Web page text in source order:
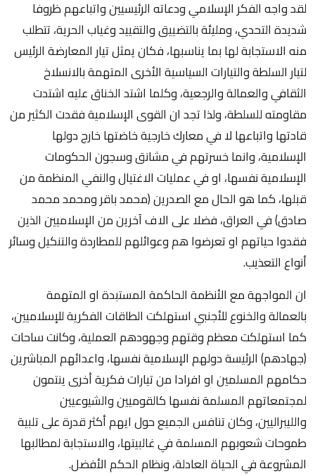
لقد واجه الفكر الإسلامي ودعاته الرئيسيين واتباعهم ظروفا
شديدة التحدي، ومليئة بالتضييق والتقييد وغياب الحرية، تتطلب
منه الاستجابة لها بما يناسبها، فكان يمثل تيار المعارضة الرئيس
لتيار السلطة والتيارات السياسية الأخرى المتهمة بالانسلاخ
الثقافي والعمالة والرجعية، وكلما اشتد الخناق عليه اشتدت
مقاومته للسلطة، ولذا تجد ان القوى الإسلامية فقدت الكثير من
قادتها واتباعها لا في معارك خارجية خاضتها خارج دولها
الإسلامية، وانما خسرتهم في مشانق وسجون الحكومات
الإسلامية نفسها، او في عمليات الاغتيال والنفي المنظمة من
قبلها، كما هو الحال مع الصدرين (محمد باقر ومحمد محمد
صادق) في العراق، فضلا على الاف آخرين من الإسلاميين الذين
فقدوا حياتهم او تعرضوا هم وعوائلهم للمطاردة والتنكيل وسائر
أنواع التعذيب.
ان المواجهة مع الأنظمة الحاكمة المستبدة او المتهمة
بالعمالة والخنوع للأجنبي استهلكت الطاقات الفكرية للإسلاميين،
كما استهلكت معظم وقتهم وجهودهم العملية، وكانت ساحات
(جهادهم) الرئيسة دولهم الإسلامية نفسها، واعدائهم المباشرين
حكامهم المسلمين او افرادا من تيارات فكرية أخرى ينتمون
لمجتمعاتهم المسلمة نفسها كالقوميين والشيوعيين
والليبراليين، وكان تنافس الجميع حول ايهم أكثر قدرة على تلبية
طموحات شعوبهم المسلمة في غالبيتها، والاستجابة لمطالبها
المشروعة في الحياة العادلة، ونظام الحكم الأفضل.